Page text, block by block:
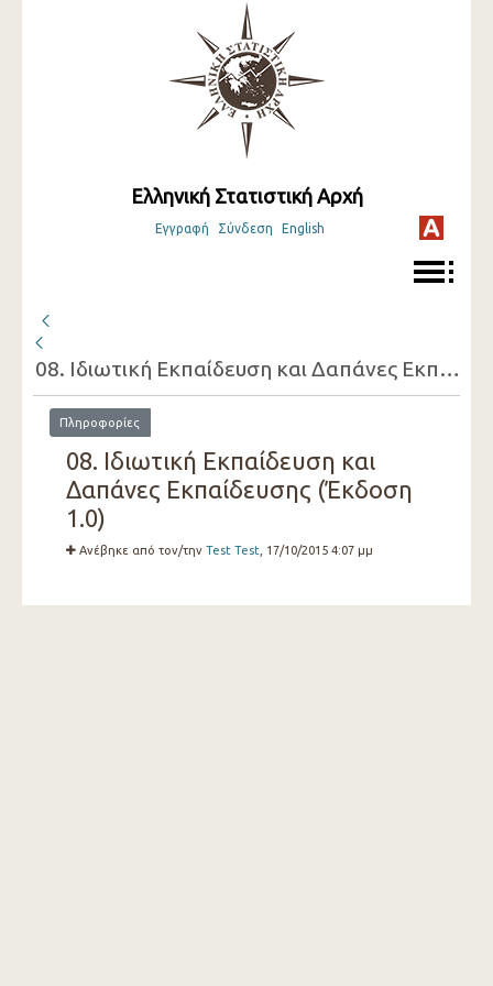
Ελληνική Στατιστική Αρχή
Εγγραφή Σύνδεση English
08. Ιδιωτική Εκπαίδευση και Δαπάνες Εκπαίδευσης
Πληροφορίες
08. Ιδιωτική Εκπαίδευση και
Δαπάνες Εκπαίδευσης (Έκδοση
1.0)
Ανέβηκε από τον/την Test Test , 17/10/2015 4:07 μμ